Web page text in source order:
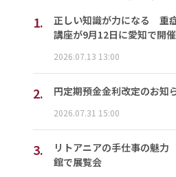
1.
正しい知識が力になる 重
講座が9月12日に愛知で開催
2026.07.13 13:00
2. 円定期預金金利改定のお知
2026.07.31 15:00
3.
リトアニアの手仕事の魅
館で展覧会